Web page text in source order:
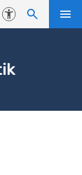
Juurdepääsetavus